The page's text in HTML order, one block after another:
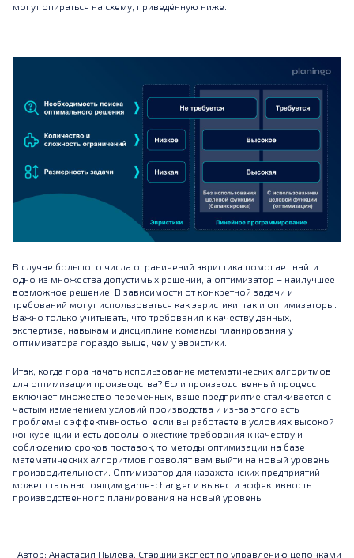
могут опираться на схему, приведённую ниже.
В случае большого числа ограничений эвристика помогает найти
одно из множества допустимых решений, а оптимизатор – наилучшее
возможное решение. В зависимости от конкретной задачи и
требований могут использоваться как эвристики, так и оптимизаторы.
Важно только учитывать, что требования к качеству данных,
экспертизе, навыкам и дисциплине команды планирования у
оптимизатора гораздо выше, чем у эвристики.
Итак, когда пора начать использование математических алгоритмов
для оптимизации производства? Если производственный процесс
включает множество переменных, ваше предприятие сталкивается с
частым изменением условий производства и из-за этого есть
проблемы с эффективностью, если вы работаете в условиях высокой
конкуренции и есть довольно жесткие требования к качеству и
соблюдению сроков поставок, то методы оптимизации на базе
математических алгоритмов позволят вам выйти на новый уровень
производительности. Оптимизатор для казахстанских предприятий
может стать настоящим game-changer и вывести эффективность
производственного планирования на новый уровень.
Автор: Анастасия Пылёва, Старший эксперт по управлению цепочками